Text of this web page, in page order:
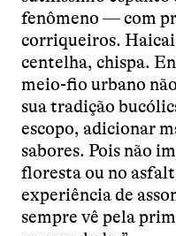
fenômeno — com
corriqueiros.
centelha, chispa.
meio-fio urbano
sua tradição
escopo, adicionar
sabores. Pois não
floresta ou no
experiência de
sempre vê pela